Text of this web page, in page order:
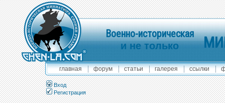
Военно-историческая
и не только
главная форум статьи галерея ссылки
Вход
Регистрация